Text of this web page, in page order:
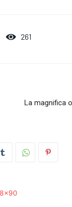
261
La magnifica